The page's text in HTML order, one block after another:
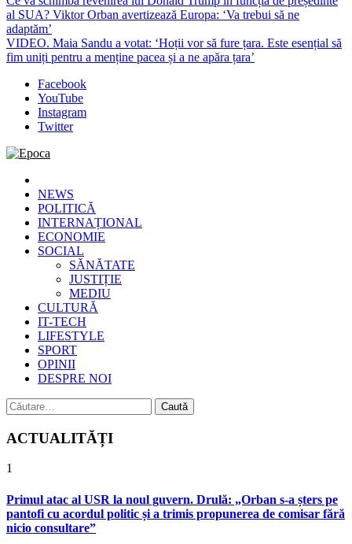
al SUA? Viktor Orban avertizează Europa: ‘Va trebui să ne
adaptăm’
VIDEO. Maia Sandu a votat: ‘Hoții vor să fure țara. Este esențial să
fim uniți pentru a menține pacea și a ne apăra țara’
Facebook
YouTube
Instagram
Twitter
Epoca
Cele mai noi știri online din România
NEWS
POLITICĂ
INTERNAȚIONAL
ECONOMIE
SOCIAL
SĂNĂTATE
JUSTIȚIE
MEDIU
CULTURĂ
IT-TECH
LIFESTYLE
SPORT
OPINII
DESPRE NOI
Caută
după:
ACTUALITĂȚI
1
Primul atac al USR la noul guvern. Drulă: „Orban s-a șters pe
pantofi cu acordul politic și a trimis propunerea de comisar fără
nicio consultare”